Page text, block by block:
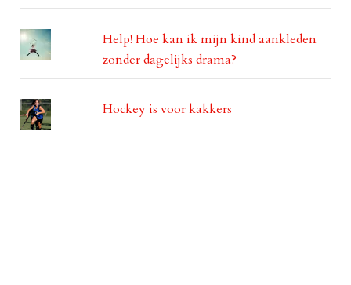
Help! Hoe kan ik mijn kind aankleden
zonder dagelijks drama?
Hockey is voor kakkers